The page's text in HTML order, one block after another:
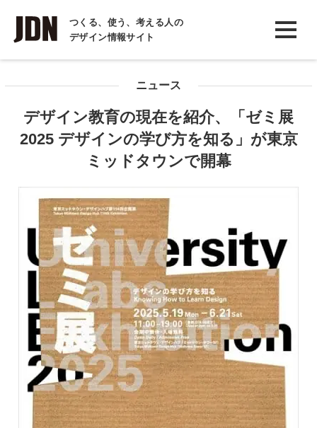
つくる、使う、考える人の
デザイン情報サイト
INTERVIEW
インタビュー
COLUMN
ニュース
デザイン教育の現在を紹介、「ゼミ展
2025 デザインの学び方を知る」が東京
ミッドタウンで開幕